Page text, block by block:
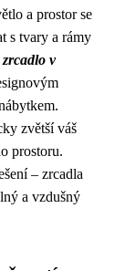
a prostor se
s tvary a rámy
zrcadlo v
zvětší váš
prostoru.
– zrcadla
a vzdušný